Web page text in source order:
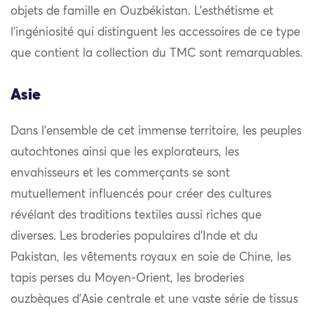
objets de famille en Ouzbékistan. L’esthétisme et
l’ingéniosité qui distinguent les accessoires de ce type
que contient la collection du TMC sont remarquables.
Asie
Dans l’ensemble de cet immense territoire, les peuples
autochtones ainsi que les explorateurs, les
envahisseurs et les commerçants se sont
mutuellement influencés pour créer des cultures
révélant des traditions textiles aussi riches que
diverses. Les broderies populaires d’Inde et du
Pakistan, les vêtements royaux en soie de Chine, les
tapis perses du Moyen-Orient, les broderies
ouzbèques d’Asie centrale et une vaste série de tissus